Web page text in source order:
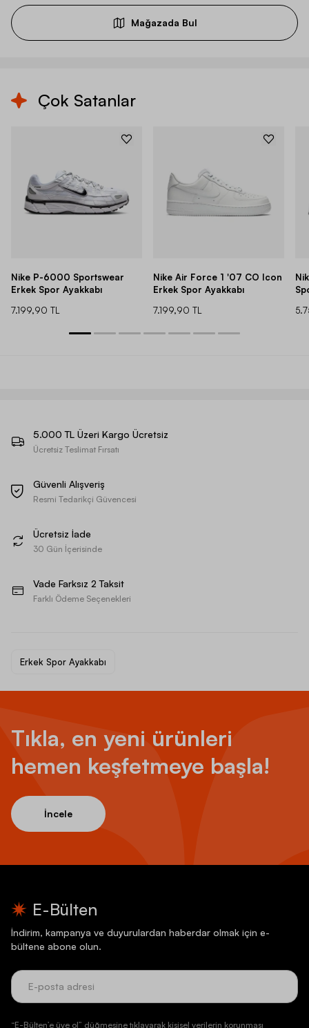
Mağazada Bul
Çok Satanlar
Nike P-6000 Sportswear
Erkek Spor Ayakkabı
7.199,90 TL
Nike Air Force 1 '07 CO Icon
Erkek Spor Ayakkabı
7.199,90 TL
5.000 TL Üzeri Kargo Ücretsiz
Ücretsiz Teslimat Fırsatı
Güvenli Alışveriş
Resmi Tedarikçi Güvencesi
Ücretsiz İade
30 Gün İçerisinde
Vade Farksız 2 Taksit
Farklı Ödeme Seçenekleri
Erkek Spor Ayakkabı
Tıkla, en yeni ürünleri
hemen keşfetmeye başla!
İncele
E-Bülten
İndirim, kampanya ve duyurulardan haberdar olmak için e-
bültene abone olun.
“E-Bülten’e üye ol” düğmesine tıklayarak kişisel verilerin korunması